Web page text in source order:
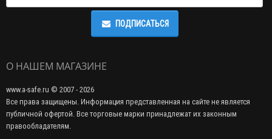
ПОДПИСАТЬСЯ
О НАШЕМ МАГАЗИНЕ
www.a-safe.ru © 2007 - 2026
Все права защищены. Информация представленная на сайте не является
публичной офертой. Все торговые марки принадлежат их законным
правообладателям.